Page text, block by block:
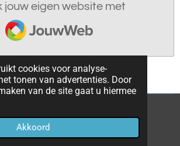
cookies voor analyse-
tonen van advertenties. Door
van de site gaat u hiermee
Akkoord
jouw eigen website met
JouwWeb